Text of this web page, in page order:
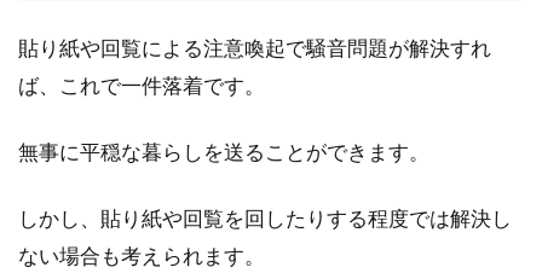
アパートで赤ちゃんと快適に暮ら
す！おすすめの間取りは？
これから赤ちゃんが生まれるため、新しいアパ
ートへ引っ越しを検討している方はいらっしゃ
いますか？...
貼り紙や回覧による注意喚起で騒音問題が解決すれ
ば、これで一件落着です。
無事に平穏な暮らしを送ることができます。
しかし、貼り紙や回覧を回したりする程度では解決し
ない場合も考えられます。